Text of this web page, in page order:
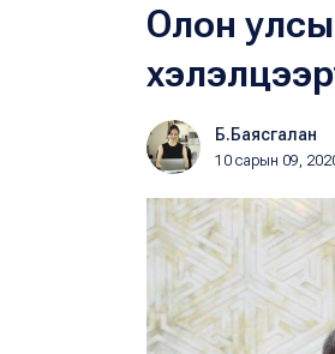
Олон
Б.Баясгалан
10 сарын 09,